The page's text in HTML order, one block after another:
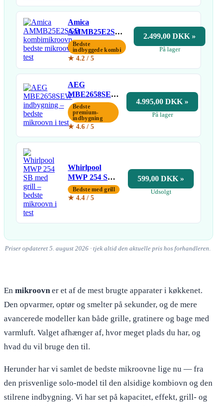
Amica
AMMB25E2SGB
kombimikroovn
Bedste
indbyggede kombi
★ 4.2 / 5
2.499,00 DKK »
På lager
AEG
MBE2658SEW
indbygning
Bedste
premium-
indbygning
★ 4.6 / 5
4.995,00 DKK »
På lager
Whirlpool
MWP 254 SB
med grill
Bedste med grill
★ 4.4 / 5
599,00 DKK »
Udsolgt
Priser opdateret 5. august 2026 · tjek altid den aktuelle pris hos forhandleren.
En mikroovner et af de mest brugte apparater i køkkenet.
Den opvarmer, optør og smelter på sekunder, og de mere
avancerede modeller kan både grille, gratinere og bage med
varmluft. Valget afhænger af, hvor meget plads du har, og
hvad du vil bruge den til.
Herunder har vi samlet de bedste mikroovne lige nu — fra
den prisvenlige solo-model til den alsidige kombiovn og den
stilrene indbygning. Vi har set på kapacitet, effekt, grill- og